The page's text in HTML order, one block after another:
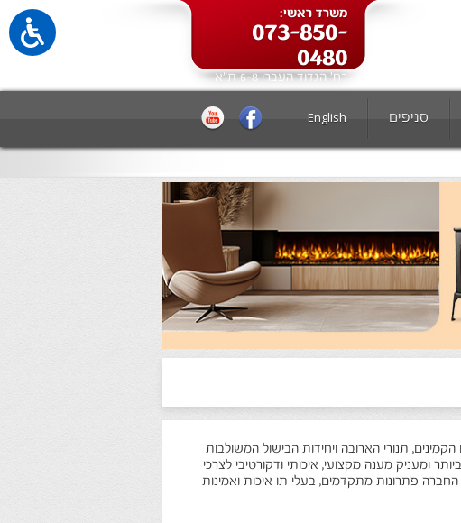
משרד ראשי:
073-850-
0480
רח' הגדוד העברי 6-8 ת"א
סניפים English
תנורי הארובה ויחידות הבישול המשולבות
שנה. מגוון המוצרים רחב ביותר ומעניק מענה מקצועי, איכותי ודקורטיבי לצרכי
פתרונות מתקדמים, בעלי תו איכות ואמינות